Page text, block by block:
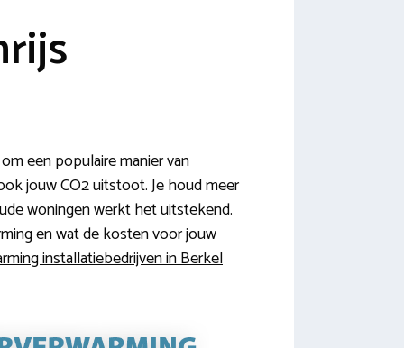
een populaire manier van
jouw CO2 uitstoot. Je houd meer
woningen werkt het uitstekend.
en wat de kosten voor jouw
installatiebedrijven in Berkel